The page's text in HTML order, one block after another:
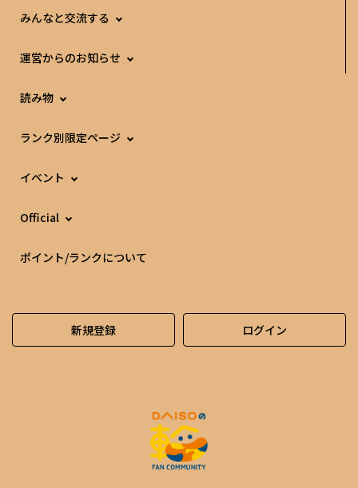
みんなと交流する
運営からのお知らせ
読み物
ランク別限定ページ
イベント
Official
ポイント/ランクについて
新規登録 ログイン